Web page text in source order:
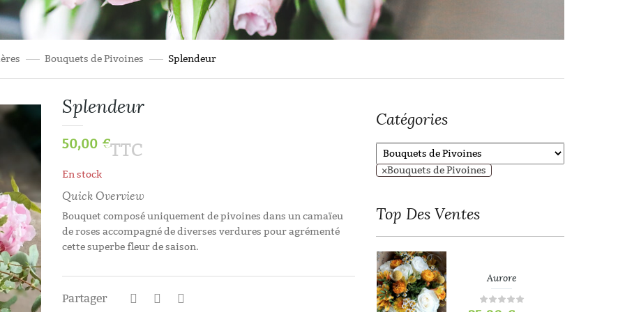
Bouquets de Pivoines Splendeur
Splendeur
50,00 €TTC
En stock
Quick Overview
Bouquet composé uniquement de pivoines dans un camaïeu
de roses accompagné de diverses verdures pour agrémenté
cette superbe fleur de saison.
Partager
Catégories
×Bouquets de Pivoines
Top Des Ventes
Histoires D’autrefois Aurore